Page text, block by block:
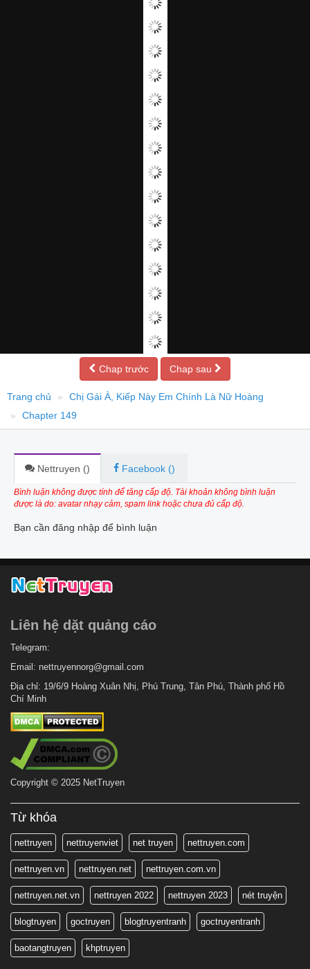
Chap trước Chap sau
Trang chủ
Chị Gái À, Kiếp Này Em Chính Là Nữ Hoàng
Chapter 149
Nettruyen () Facebook ()
Bình luận không được tính để tăng cấp độ. Tài khoản không bình luận
được là do: avatar nhạy cảm, spam link hoặc chưa đủ cấp độ.
Bạn cần đăng nhập để bình luận
Liên hệ dặt quảng cáo
Telegram:
Email: nettruyennorg@gmail.com
Địa chỉ: 19/6/9 Hoàng Xuân Nhị, Phú Trung, Tân Phú, Thành phố Hồ
Chí Minh
Copyright © 2025 NetTruyen
Từ khóa
nettruyen nettruyenviet net truyen nettruyen.com
nettruyen.vn nettruyen.net nettruyen.com.vn
nettruyen.net.vn nettruyen 2022 nettruyen 2023 nét truyện
blogtruyen goctruyen blogtruyentranh goctruyentranh
baotangtruyen khptruyen